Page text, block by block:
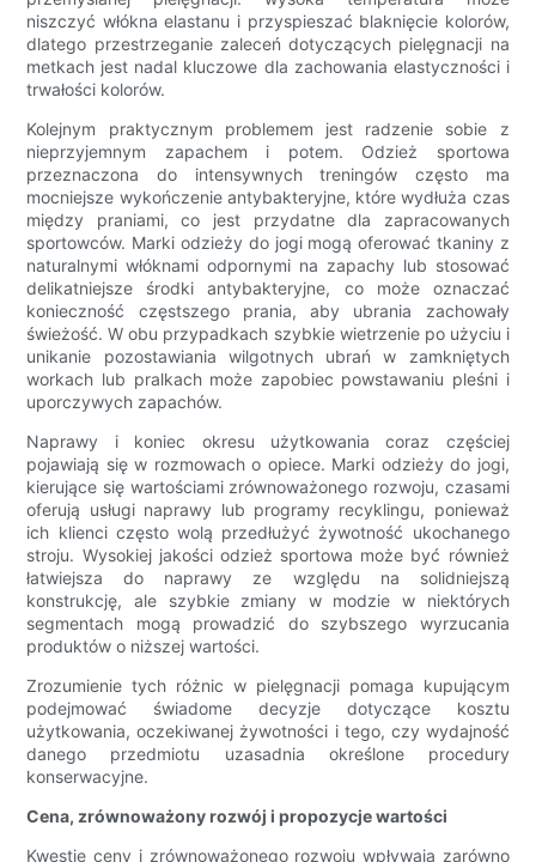
niszczyć włókna elastanu i przyspieszać blaknięcie kolorów,
dlatego przestrzeganie zaleceń dotyczących pielęgnacji na
metkach jest nadal kluczowe dla zachowania elastyczności i
trwałości kolorów.
Kolejnym praktycznym problemem jest radzenie sobie z
nieprzyjemnym zapachem i potem. Odzież sportowa
przeznaczona do intensywnych treningów często ma
mocniejsze wykończenie antybakteryjne, które wydłuża czas
między praniami, co jest przydatne dla zapracowanych
sportowców. Marki odzieży do jogi mogą oferować tkaniny z
naturalnymi włóknami odpornymi na zapachy lub stosować
delikatniejsze środki antybakteryjne, co może oznaczać
konieczność częstszego prania, aby ubrania zachowały
świeżość. W obu przypadkach szybkie wietrzenie po użyciu i
unikanie pozostawiania wilgotnych ubrań w zamkniętych
workach lub pralkach może zapobiec powstawaniu pleśni i
uporczywych zapachów.
Naprawy i koniec okresu użytkowania coraz częściej
pojawiają się w rozmowach o opiece. Marki odzieży do jogi,
kierujące się wartościami zrównoważonego rozwoju, czasami
oferują usługi naprawy lub programy recyklingu, ponieważ
ich klienci często wolą przedłużyć żywotność ukochanego
stroju. Wysokiej jakości odzież sportowa może być również
łatwiejsza do naprawy ze względu na solidniejszą
konstrukcję, ale szybkie zmiany w modzie w niektórych
segmentach mogą prowadzić do szybszego wyrzucania
produktów o niższej wartości.
Zrozumienie tych różnic w pielęgnacji pomaga kupującym
podejmować świadome decyzje dotyczące kosztu
użytkowania, oczekiwanej żywotności i tego, czy wydajność
danego przedmiotu uzasadnia określone procedury
konserwacyjne.
Cena, zrównoważony rozwój i propozycje wartości
Kwestie ceny i zrównoważonego rozwoju wpływają zarówno